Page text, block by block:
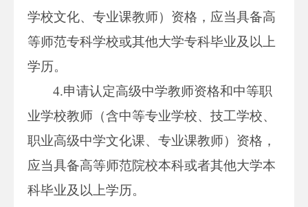
学校文化、专业课教师）资格，应当具备高
等师范专科学校或其他大学专科毕业及以上
学历。
4.申请认定高级中学教师资格和中等职
业学校教师（含中等专业学校、技工学校、
职业高级中学文化课、专业课教师）资格，
应当具备高等师范院校本科或者其他大学本
科毕业及以上学历。